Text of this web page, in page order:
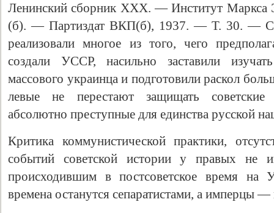
Ленинский сборник XXX. — Институт
(б). — Партиздат ВКП(б), 1937. — Т. 30. —
реализовали многое из того, чего
создали УССР, насильно заставили
массового украинца и подготовили раскол
левые не перестают защищать советские
абсолютно преступные для единства русской
Критика коммунистической практики,
событий советской истории у правых не
происходившим в постсоветское время на
времена останутся сепаратистами, а имперцы